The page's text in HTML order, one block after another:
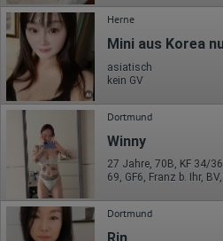
Wir nutzen Hotjar als
Daten über das Benutzerverhalten
auch im Rahmen von Umfragen
auf unserer Website eingebunden
Informationen verarbeiten.
Herausgeber:
Hotjar Limited, Malta
Erhobene Daten:
Datum und Uhrzeit des Besuchs
Gerätetyp
Geografischer Standort
IP-Adresse
Mausbewegungen
Herne
Mini aus Korea
asiatisch
kein GV
Dortmund
Winny
69, GF6, Franz b. Ihr,
Dortmund